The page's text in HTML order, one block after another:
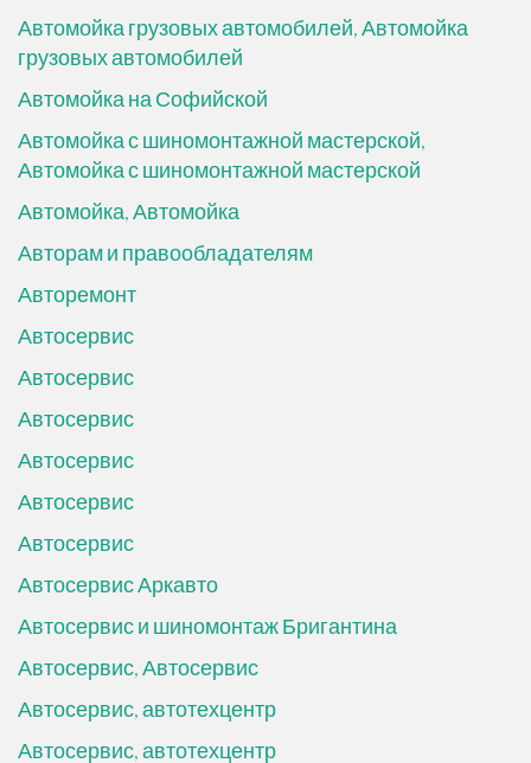
Автомойка грузовых автомобилей, Автомойка
грузовых автомобилей
Автомойка на Софийской
Автомойка с шиномонтажной мастерской,
Автомойка с шиномонтажной мастерской
Автомойка, Автомойка
Авторам и правообладателям
Авторемонт
Автосервис
Автосервис
Автосервис
Автосервис
Автосервис
Автосервис
Автосервис Аркавто
Автосервис и шиномонтаж Бригантина
Автосервис, Автосервис
Автосервис, автотехцентр
Автосервис, автотехцентр